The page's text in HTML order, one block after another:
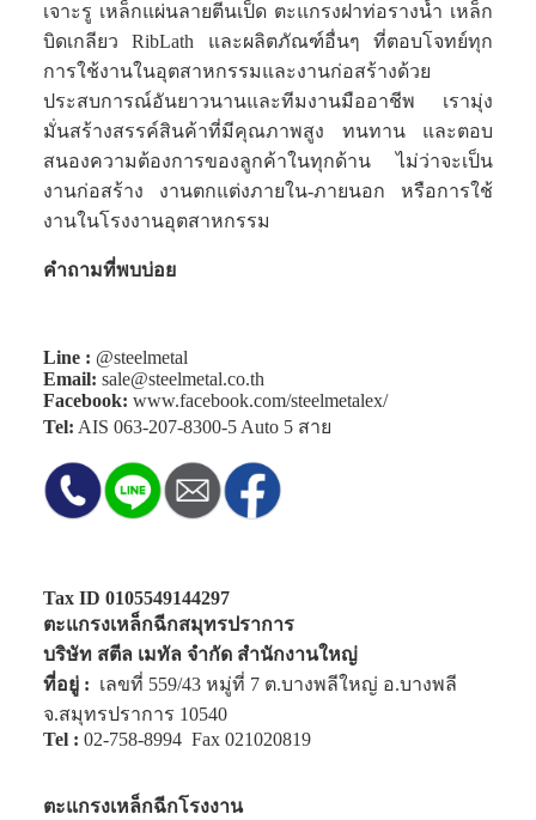
เจาะรู เหล็กแผ่นลายตีนเป็ด ตะแกรงฝาท่อรางน้ำ เหล็ก
บิดเกลียว RibLath และผลิตภัณฑ์อื่นๆ ที่ตอบโจทย์ทุก
การใช้งานในอุตสาหกรรมและงานก่อสร้างด้วย
ประสบการณ์อันยาวนานและทีมงานมืออาชีพ เรามุ่ง
มั่นสร้างสรรค์สินค้าที่มีคุณภาพสูง ทนทาน และตอบ
สนองความต้องการของลูกค้าในทุกด้าน ไม่ว่าจะเป็น
งานก่อสร้าง งานตกแต่งภายใน-ภายนอก หรือการใช้
งานในโรงงานอุตสาหกรรม
คำถามที่พบบ่อย
Line : @steelmetal
Email: sale@steelmetal.co.th
Facebook: www.facebook.com/steelmetalex/
Tel: AIS 063-207-8300-5Auto 5 สาย
Tax ID 0105549144297
ตะแกรงเหล็กฉีกสมุทรปราการ
บริษัท สตีล เมทัล จำกัด สำนักงานใหญ่
ที่อยู่ : เลขที่ 559/43 หมู่ที่ 7 ต.บางพลีใหญ่ อ.บางพลี
จ.สมุทรปราการ 10540
Tel : 02-758-8994Fax 021020819
ตะแกรงเหล็กฉีกโรงงาน